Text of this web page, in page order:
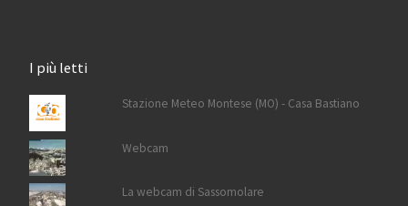
I più letti
Stazione Meteo Montese (MO) - Casa Bastiano
Webcam
La webcam di Sassomolare